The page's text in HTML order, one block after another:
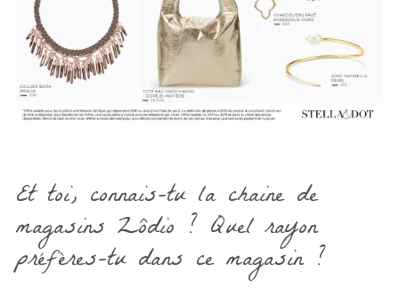
Et toi, connais-tu la chaine de
magasins Zôdio ? Quel rayon
préfères-tu dans ce magasin ?